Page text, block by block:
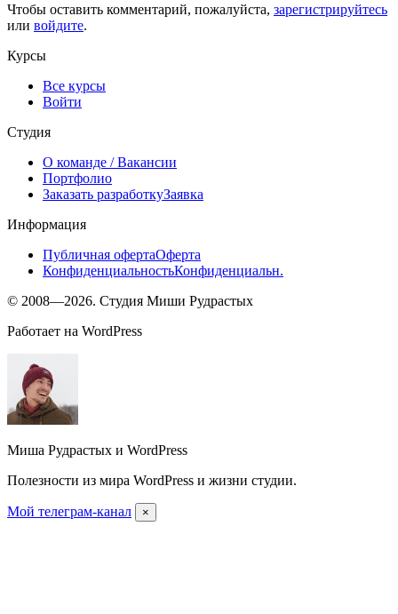
Чтобы оставить комментарий, пожалуйста, зарегистрируйтесь
или войдите.
Курсы
Все курсы
Войти
Студия
О команде / Вакансии
Портфолио
Заказать разработкуЗаявка
Информация
Публичная офертаОферта
КонфиденциальностьКонфиденциальн.
© 2008—2026. Студия Миши Рудрастых
Работает на WordPress
Миша Рудрастых и WordPress
Полезности из мира WordPress и жизни студии.
Мой телеграм-канал ×